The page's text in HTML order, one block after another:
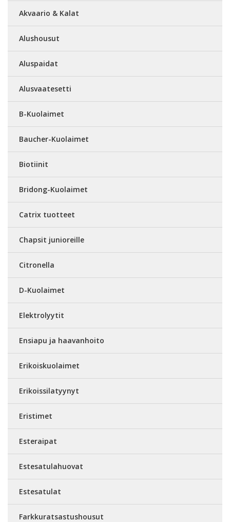
Akvaario & Kalat
Alushousut
Aluspaidat
Alusvaatesetti
B-Kuolaimet
Baucher-Kuolaimet
Biotiinit
Bridong-Kuolaimet
Catrix tuotteet
Chapsit junioreille
Citronella
D-Kuolaimet
Elektrolyytit
Ensiapu ja haavanhoito
Erikoiskuolaimet
Erikoissilatyynyt
Eristimet
Esteraipat
Estesatulahuovat
Estesatulat
Farkkuratsastushousut